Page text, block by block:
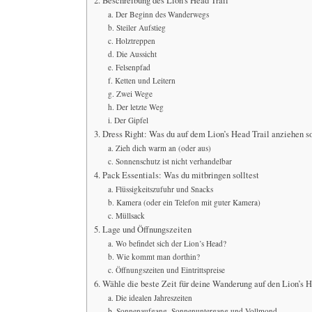
a. Der Beginn des Wanderwegs
b. Steiler Aufstieg
c. Holztreppen
d. Die Aussicht
e. Felsenpfad
f. Ketten und Leitern
g. Zwei Wege
h. Der letzte Weg
i. Der Gipfel
3. Dress Right: Was du auf dem Lion’s Head Trail anziehen
a. Zieh dich warm an (oder aus)
c. Sonnenschutz ist nicht verhandelbar
4. Pack Essentials: Was du mitbringen solltest
a. Flüssigkeitszufuhr und Snacks
b. Kamera (oder ein Telefon mit guter Kamera)
c. Müllsack
5. Lage und Öffnungszeiten
a. Wo befindet sich der Lion’s Head?
b. Wie kommt man dorthin?
c. Öffnungszeiten und Eintrittspreise
6. Wähle die beste Zeit für deine Wanderung auf den Lion’s
a. Die idealen Jahreszeiten